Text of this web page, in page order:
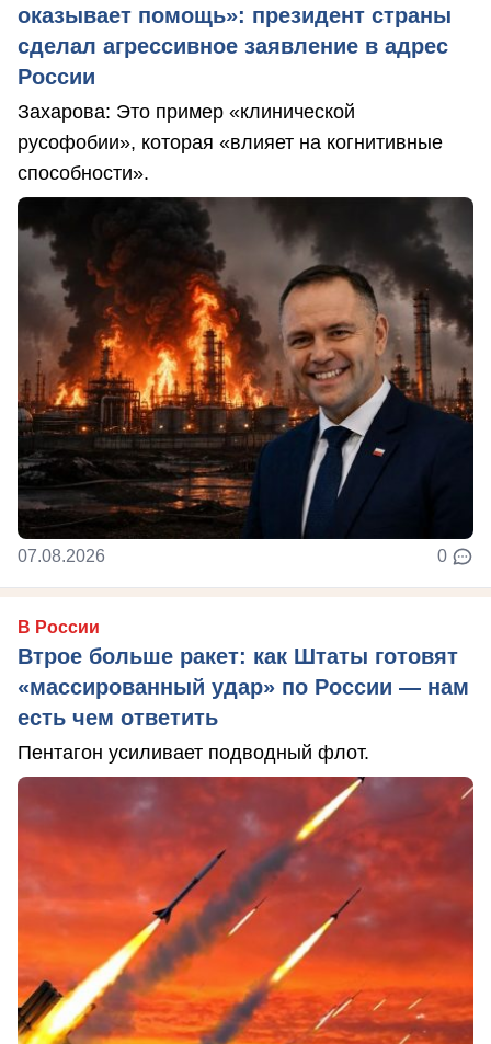
оказывает помощь»: президент страны
сделал агрессивное заявление в адрес
России
Захарова: Это пример «клинической
русофобии», которая «влияет на когнитивные
способности».
07.08.2026 0
В России
Втрое больше ракет: как Штаты готовят
«массированный удар» по России — нам
есть чем ответить
Пентагон усиливает подводный флот.